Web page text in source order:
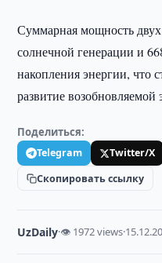
Суммарная мощность
солнечной генерации и
накопления энергии, что
развитие возобновляемой
Поделиться:
Telegram Twitter/X
Скопировать ссылку
UzDaily·👁 1972 views·